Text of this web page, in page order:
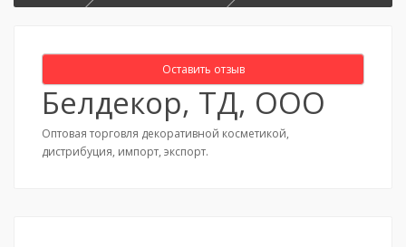
Оставить отзыв
Белдекор, ТД, ООО
Оптовая торговля декоративной косметикой,
дистрибуция, импорт, экспорт.